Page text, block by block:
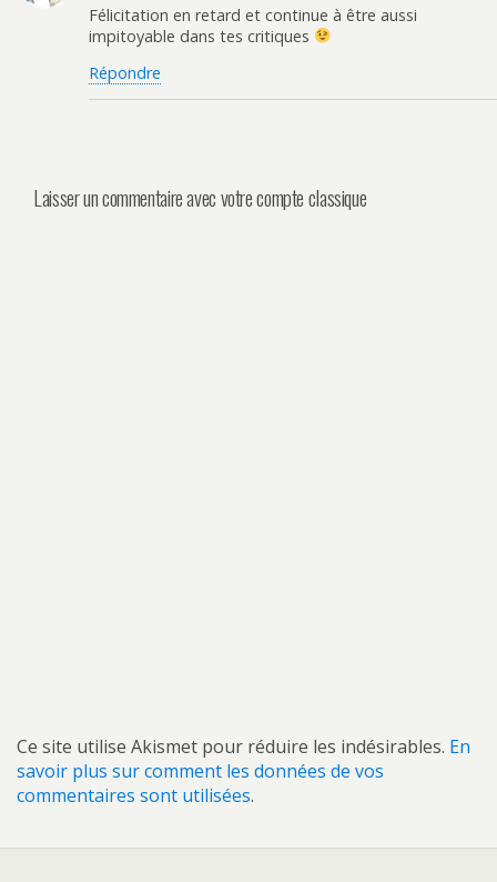
Félicitation en retard et continue à être aussi
impitoyable dans tes critiques
Répondre
Laisser un commentaire avec votre compte classique
Ce site utilise Akismet pour réduire les indésirables. En
savoir plus sur comment les données de vos
commentaires sont utilisées.